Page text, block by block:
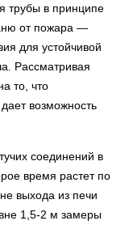
трубы в принципе
от пожара —
для устойчивой
Рассматривая
то, что
возможность
соединений в
время растет по
выхода из печи
1,5-2 м замеры